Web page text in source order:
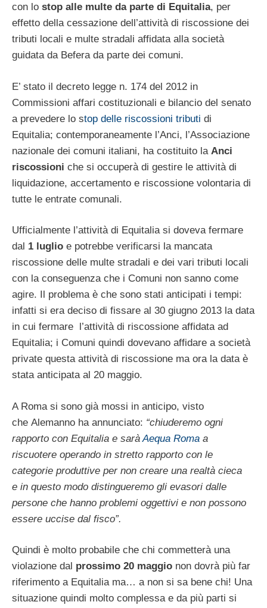
con lo stop alle multe da parte di Equitalia, per
effetto della cessazione dell’attività di riscossione dei
tributi locali e multe stradali affidata alla società
guidata da Befera da parte dei comuni.
E’ stato il decreto legge n. 174 del 2012 in
Commissioni affari costituzionali e bilancio del senato
a prevedere lo stop delle riscossioni tributi di
Equitalia; contemporaneamente l’Anci, l’Associazione
nazionale dei comuni italiani, ha costituito la Anci
riscossioni che si occuperà di gestire le attività di
liquidazione, accertamento e riscossione volontaria di
tutte le entrate comunali.
Ufficialmente l’attività di Equitalia si doveva fermare
dal 1 luglio e potrebbe verificarsi la mancata
riscossione delle multe stradali e dei vari tributi locali
con la conseguenza che i Comuni non sanno come
agire. Il problema è che sono stati anticipati i tempi:
infatti si era deciso di fissare al 30 giugno 2013 la data
in cui fermare l’attività di riscossione affidata ad
Equitalia; i Comuni quindi dovevano affidare a società
private questa attività di riscossione ma ora la data è
stata anticipata al 20 maggio.
A Roma si sono già mossi in anticipo, visto
che Alemanno ha annunciato: “chiuderemo ogni
rapporto con Equitalia e saràAequa Roma a
riscuotere operando in stretto rapporto con le
categorie produttive per non creare una realtà cieca
e in questo modo distingueremo gli evasori dalle
persone che hanno problemi oggettivi e non possono
essere uccise dal fisco”.
Quindi è molto probabile che chi commetterà una
violazione dal prossimo 20 maggio non dovrà più far
riferimento a Equitalia ma… a non si sa bene chi! Una
situazione quindi molto complessa e da più parti si